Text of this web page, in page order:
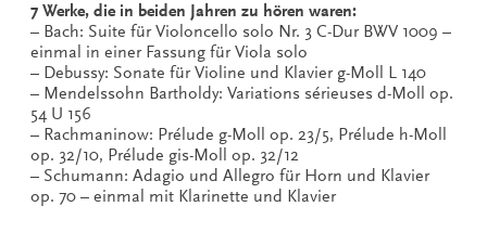
7 Werke, die in beiden Jahren zu hören waren:
– Bach: Suite für Violoncello solo Nr. 3 C-Dur BWV 1009 –
einmal in einer Fassung für Viola solo
– Debussy: Sonate für Violine und Klavier g-Moll L 140
– Mendelssohn Bartholdy: Variations sérieuses d-Moll op.
54 U 156
– Rachmaninow: Prélude g-Moll op. 23/5, Prélude h-Moll
op. 32/10, Prélude gis-Moll op. 32/12
– Schumann: Adagio und Allegro für Horn und Klavier
op. 70 – einmal mit Klarinette und Klavier